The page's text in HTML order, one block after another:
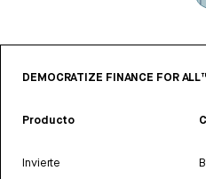
DEMOCRATIZE FINANCE FOR
Producto
Invierte